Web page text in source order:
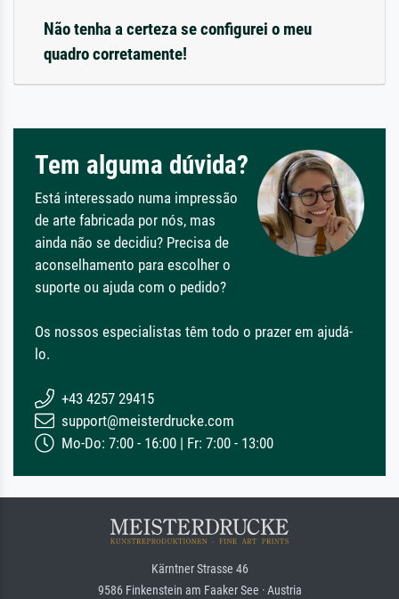
Não tenha a certeza se configurei o meu
quadro corretamente!
Tem alguma dúvida?
Está interessado numa impressão
de arte fabricada por nós, mas
ainda não se decidiu? Precisa de
aconselhamento para escolher o
suporte ou ajuda com o pedido?
Os nossos especialistas têm todo o prazer em ajudá-
lo.
+43 4257 29415
support@meisterdrucke.com
Mo-Do: 7:00 - 16:00 | Fr: 7:00 - 13:00
Kärntner Strasse 46
9586 Finkenstein am Faaker See · Austria